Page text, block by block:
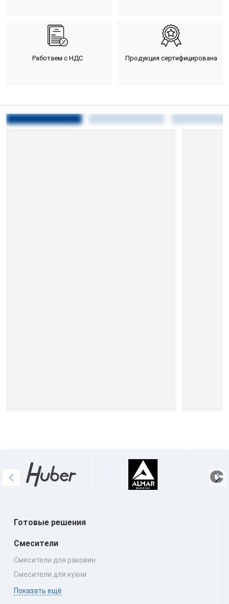
Работаем с НДС Продукция сертифицирована
Готовые решения
Смесители
Смесители для раковин
Смесители для кухни
Показать ещё